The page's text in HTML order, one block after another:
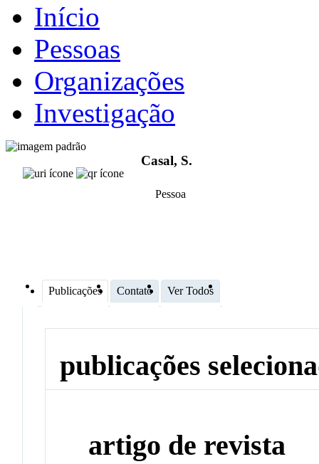
Início
Pessoas
Organizações
Investigação
Casal, S.
Pessoa
Publicações Contato Ver Todos
publicações
artigo de revista